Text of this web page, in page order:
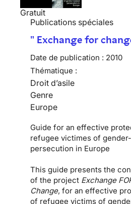
Gratuit
Publications spéciales
" Exchange for
Date de publication : 2010
Thématique :
Droit d’asile
Genre
Europe
Guide for an effective
refugee victimes of
persecution in Europe
This guide presents the
of the project Exchange
Change, for an effective
of refugee victims of